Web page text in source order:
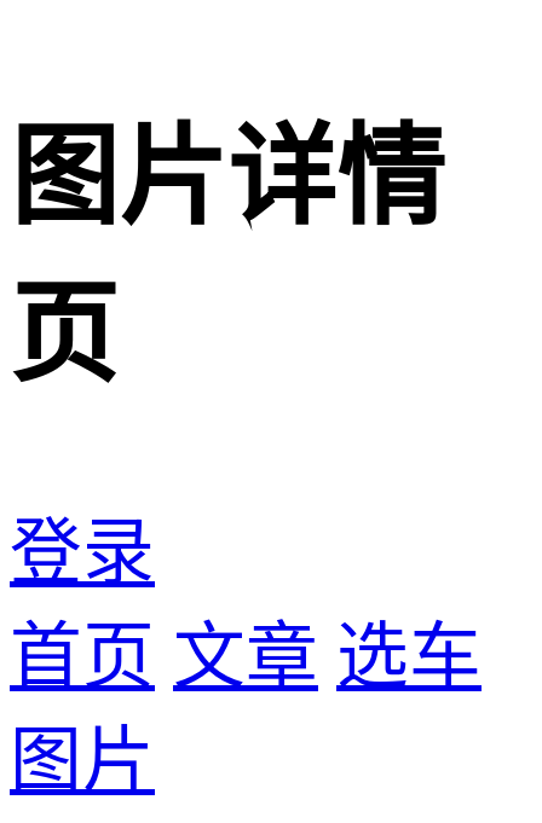
图片详情
页
登录
首页 文章 选车
图片